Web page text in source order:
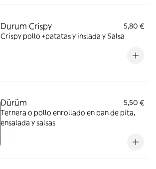
Durum Crispy
5,80 €
Crispy pollo +patatas y inslada y Salsa
Dürüm
5,50 €
Ternera o pollo enrollado en pan de pita,
ensalada y salsas